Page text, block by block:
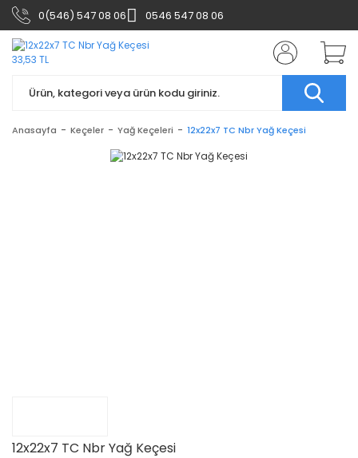
0(546) 547 08 06 0546 547 08 06
Anasayfa Keçeler Yağ Keçeleri 12x22x7 TC Nbr Yağ Keçesi
12x22x7 TC Nbr Yağ Keçesi